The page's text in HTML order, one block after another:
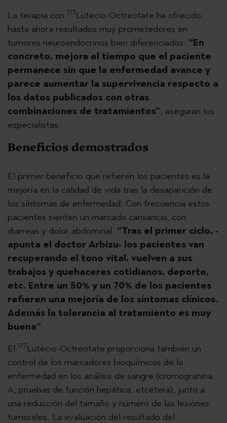
La terapia con 177Lutecio-Octreotate ha ofrecido
hasta ahora resultados muy prometedores en
tumores neuroendocrinos bien diferenciados. “En
concreto, mejora el tiempo que el paciente
permanece sin que la enfermedad avance y
parece aumentar la supervivencia respecto a
los datos publicados con otras
combinaciones de tratamientos”, aseguran los
especialistas.
Beneficios demostrados
El primer beneficio que refieren los pacientes es la
mejoría en la calidad de vida tras la desaparición de
los síntomas de enfermedad. Con frecuencia estos
pacientes sienten un marcado cansancio, con
diarreas y dolor abdominal. “Tras el primer ciclo, -
apunta el doctor Arbizu- los pacientes van
recuperando el tono vital, vuelven a sus
trabajos y quehaceres cotidianos, deporte,
etc. Entre un 50% y un 70% de los pacientes
refieren una mejoría de los síntomas clínicos.
Además la tolerancia al tratamiento es muy
buena”.
El 177Lutecio-Octreotate proporciona también un
control de los marcadores bioquímicos de la
enfermedad en los análisis de sangre (cromogranina
A, pruebas de función hepática, etcétera), junto a
una reducción del tamaño y número de las lesiones
tumorales. La evaluación del resultado del